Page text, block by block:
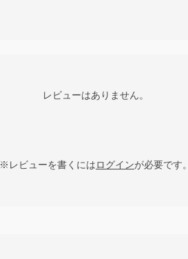
レビューはありません。
※レビューを書くにはログインが必要です。